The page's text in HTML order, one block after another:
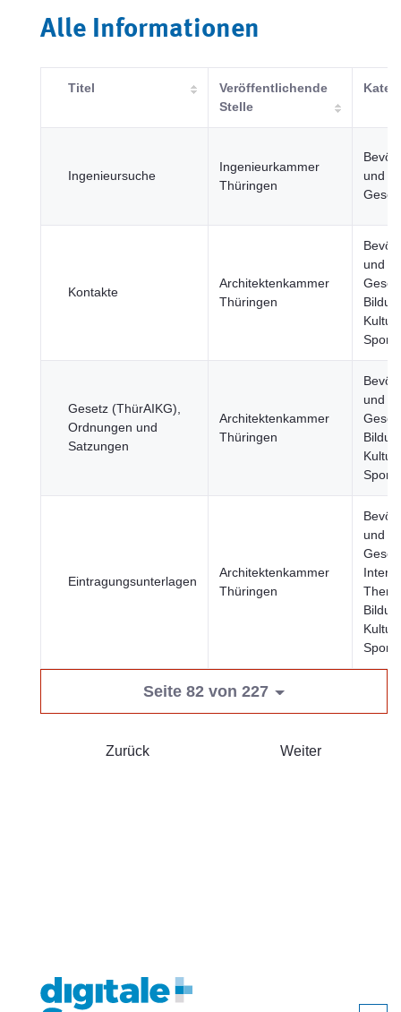
Alle Informationen
Titel
Veröffentlichende
Stelle
Ingenieursuche
Ingenieurkammer
Thüringen
und
Kontakte
Architektenkammer
Thüringen
und
Kultur
Sport
Gesetz (ThürAIKG),
Ordnungen und
Satzungen
Architektenkammer
Thüringen
und
Kultur
Sport
Eintragungsunterlagen
Architektenkammer
Thüringen
und
Kultur
Sport
Seite 82 von 227
Zurück Weiter